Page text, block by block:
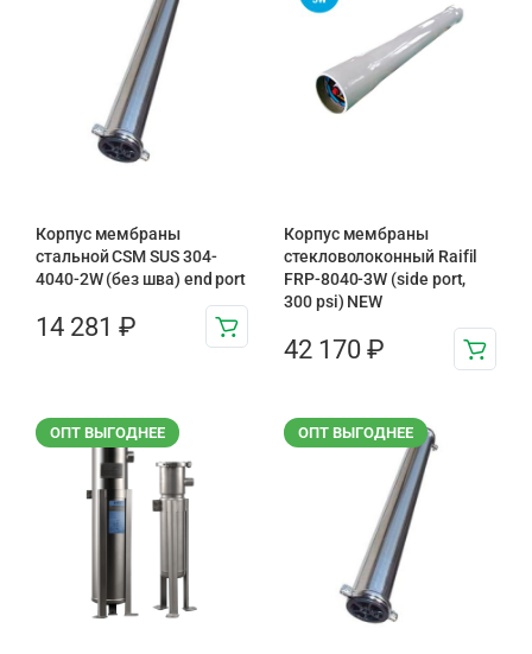
Корпус мембраны
стальной CSM SUS 304-
4040-2W (без шва) end port
14 281 ₽
Корпус мембраны
стекловолоконный Raifil
FRP-8040-3W (side port,
300 psi) NEW
42 170 ₽
ОПТ ВЫГОДНЕЕ ОПТ ВЫГОДНЕЕ